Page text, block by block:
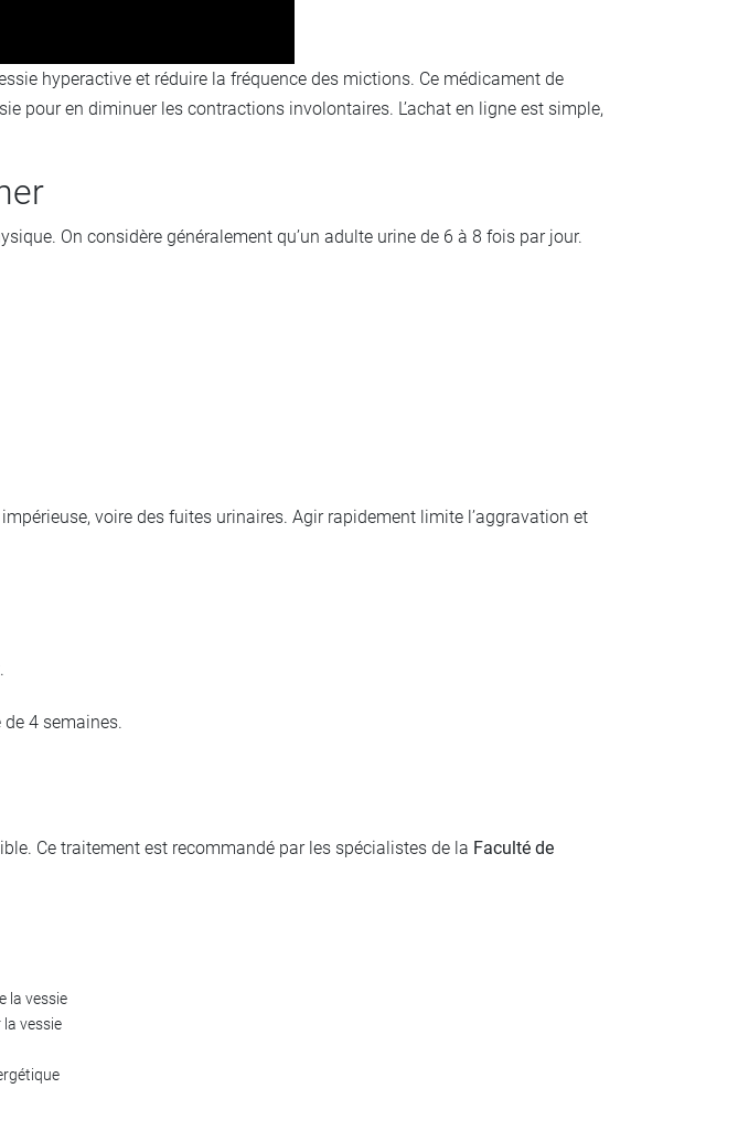
hyperactive et réduire la fréquence des mictions. Ce médicament de
pour en diminuer les contractions involontaires. L’achat en ligne est simple,
On considère généralement qu’un adulte urine de 6 à 8 fois par jour.
voire des fuites urinaires. Agir rapidement limite l’aggravation et
4 semaines.
Ce traitement est recommandé par les spécialistes de la Faculté de
la vessie
vessie